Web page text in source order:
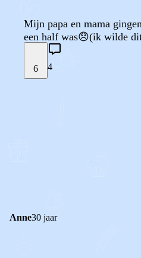
Mijn papa en mama
een half was😞(ik wilde
6 4
Anne30 jaar